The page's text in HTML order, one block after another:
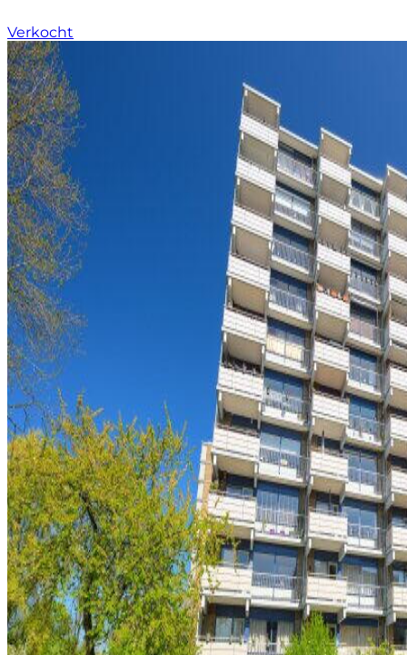
Verkocht